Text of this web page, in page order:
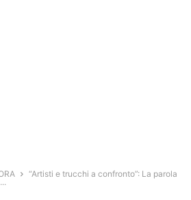
“Artisti e trucchi a confronto”: La parola